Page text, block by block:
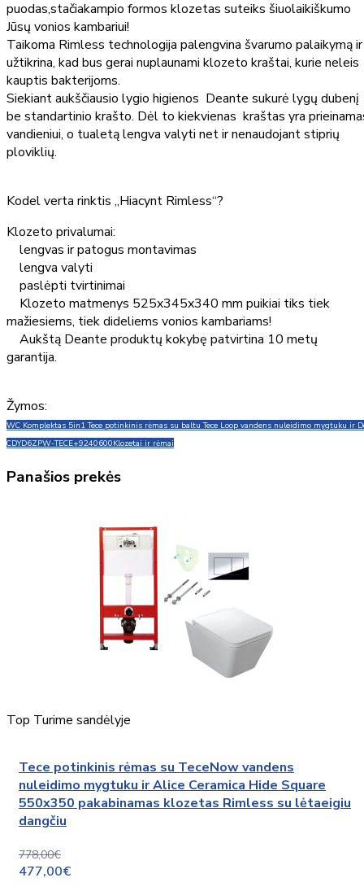
puodas,stačiakampio formos klozetas suteiks šiuolaikiškumo
Jūsų vonios kambariui!
Taikoma Rimless technologija palengvina švarumo palaikymą ir
užtikrina, kad bus gerai nuplaunami klozeto kraštai, kurie neleis
kauptis bakterijoms.
Siekiant aukščiausio lygio higienos Deante sukurė lygų dubenį
be standartinio krašto. Dėl to kiekvienas kraštas yra
vandieniui, o tualetą lengva valyti net ir nenaudojant stiprių
ploviklių.
Kodel verta rinktis „Hiacynt Rimless“?
Klozeto privalumai:
lengvas ir patogus montavimas
lengva valyti
paslėpti tvirtinimai
Klozeto matmenys 525x345x340 mm puikiai tiks tiek
mažiesiems, tiek dideliems vonios kambariams!
Aukštą Deante produktų kokybę patvirtina 10 metų
garantija.
Žymos:
WC Komplektas 5in1 Tece potinkinis rėmas su baltu Tece Loop vandens nuleidimo mygtuku
CDYD6ZPW-TECE+9240600Klozetai ir rėmai
Panašios prekės
Top Turime sandėlyje
Tece potinkinis rėmas su TeceNow vandens
nuleidimo mygtuku ir Alice Ceramica Hide Square
550x350 pakabinamas klozetas Rimless su lėtaeigiu
dangčiu
778,00€
477,00€